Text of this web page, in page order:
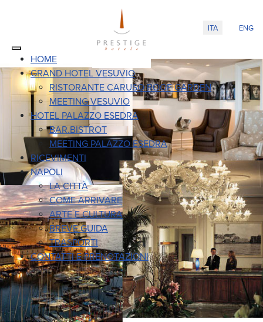
HOME
GRAND HOTEL VESUVIO
RISTORANTE CARUSO ROOF GARDEN
MEETING VESUVIO
HOTEL PALAZZO ESEDRA
BAR.BISTROT
MEETING PALAZZO ESEDRA
RICEVIMENTI
NAPOLI
LA CITTÀ
COME ARRIVARE
ARTE E CULTURA
BREVE GUIDA
TRASPORTI
CONTATTI E PRENOTAZIONI
Seleziona la
ITA ENG